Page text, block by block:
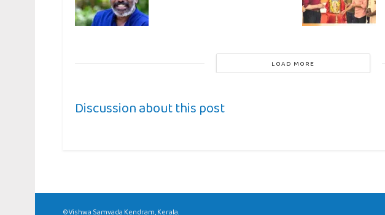
LOAD MORE
Discussion about this post
©Vishwa Samvada Kendram, Kerala.